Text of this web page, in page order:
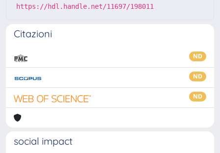
https://hdl.handle.net/11697/198011
Citazioni
ND
ND
ND
social impact